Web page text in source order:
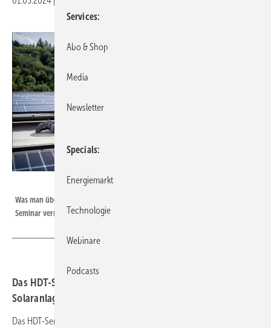
Was man über Kauf und Installation wissen sollte, wird in dem HDT-
Seminar vermittelt.
Das HDT-Seminar Leistungsfähige und preiswerte
Solaranlagen errichten findet in Essen statt.
Das HDT-Seminar
Services
Abo & Shop
Media
Newsletter
Specials
Energiemarkt
Technologie
Webinare
Podcasts